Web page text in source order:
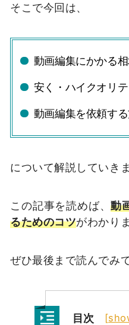
そこで今回は、
動画編集にかかる
安く・ハイクオリ
動画編集を依頼す
について解説していきま
この記事を読めば、動
るためのコツがわかり
ぜひ最後まで読んでみ
目次 [